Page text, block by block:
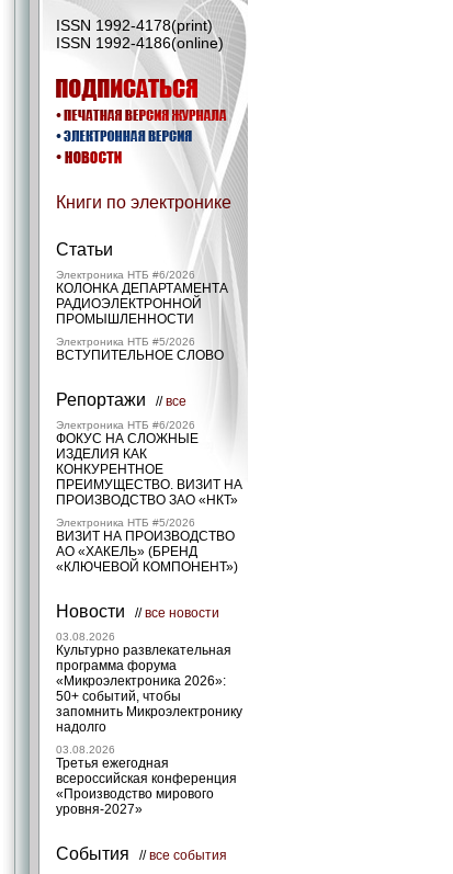
ISSN 1992-4178(print)
ISSN 1992-4186(online)
Книги по электронике
Статьи
Электроника НТБ #6/2026
КОЛОНКА ДЕПАРТАМЕНТА
РАДИОЭЛЕКТРОННОЙ
ПРОМЫШЛЕННОСТИ
Электроника НТБ #5/2026
ВСТУПИТЕЛЬНОЕ СЛОВО
Репортажи //все
Электроника НТБ #6/2026
ФОКУС НА СЛОЖНЫЕ
ИЗДЕЛИЯ КАК
КОНКУРЕНТНОЕ
ПРЕИМУЩЕСТВО. ВИЗИТ НА
ПРОИЗВОДСТВО ЗАО «НКТ»
Электроника НТБ #5/2026
ВИЗИТ НА ПРОИЗВОДСТВО
АО «ХАКЕЛЬ» (БРЕНД
«КЛЮЧЕВОЙ КОМПОНЕНТ»)
Новости //все новости
03.08.2026
Культурно развлекательная
программа форума
«Микроэлектроника 2026»:
50+ событий, чтобы
запомнить Микроэлектронику
надолго
03.08.2026
Третья ежегодная
всероссийская конференция
«Производство мирового
уровня-2027»
События //все события